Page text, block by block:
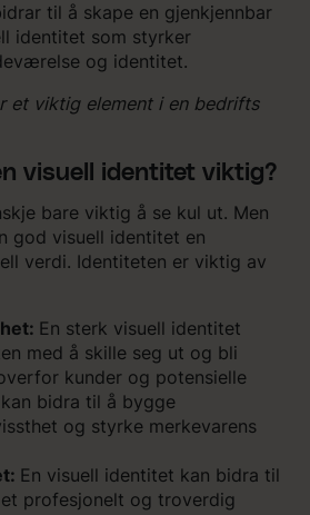
til å skape en gjenkjennbar
identitet som styrker
og identitet.
et viktig element i en bedrifts
visuell identitet viktig?
bare viktig å se kul ut. Men
god visuell identitet en
verdi. Identiteten er viktig av
En sterk visuell identitet
med å skille seg ut og bli
kunder og potensielle
bidra til å bygge
og styrke merkevarens
En visuell identitet kan bidra til
profesjonelt og troverdig